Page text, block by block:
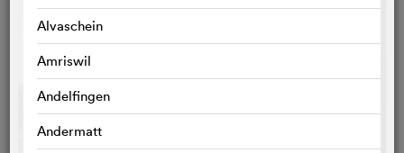
Alvaschein
Amriswil
Andelfingen
Andermatt